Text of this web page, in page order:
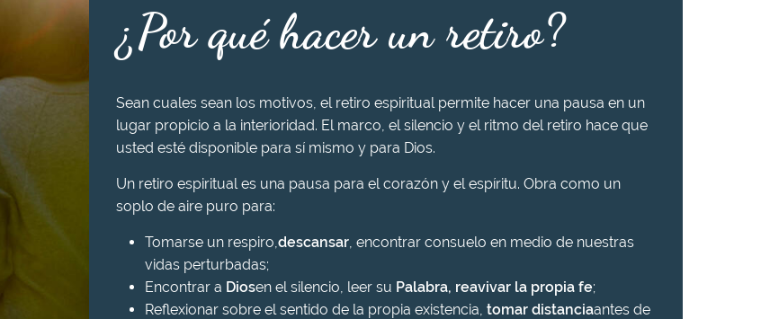
¿Por qué hacer un retiro?
Sean cuales sean los motivos, el retiro espiritual permite hacer una pausa en un
lugar propicio a la interioridad. El marco, el silencio y el ritmo del retiro hace que
usted esté disponible para sí mismo y para Dios.
Un retiro espiritual es una pausa para el corazón y el espíritu. Obra como un
soplo de aire puro para:
Tomarse un respiro, descansar , encontrar consuelo en medio de nuestras
vidas perturbadas;
Encontrar a Diosen el silencio, leer su Palabra, reavivar la propia fe;
Reflexionar sobre el sentido de la propia existencia, tomar distanciaantes de